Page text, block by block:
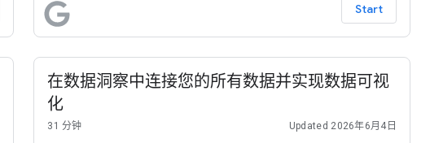
Start
在数据洞察中连接您的所有数据并实现数据可视
化
31 分钟 Updated 2026年6月4日